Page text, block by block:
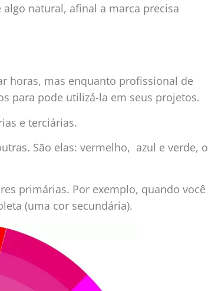
natural, afinal a marca precisa
horas, mas enquanto profissional de
para pode utilizá-la em seus projetos.
e terciárias.
São elas: vermelho, azul e verde, o
primárias. Por exemplo, quando você
(uma cor secundária).